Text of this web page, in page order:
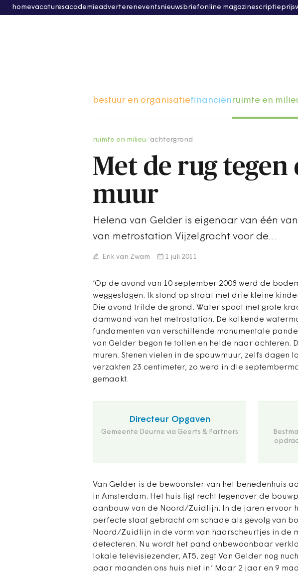
homevacaturesacademieadvertereneventsnieuwsbriefonline magazinescriptieprijs
bestuur en organisatiefinanciënruimte en
ruimte en milieu achtergrond
Met de rug tegen
muur
Helena van Gelder is eigenaar van één
van metrostation Vijzelgracht voor de…
Erik van Zwam 1 juli 2011
‘Op de avond van 10 september 2008 werd de
weggeslagen. Ik stond op straat met drie kleine
Die avond trilde de grond. Water spoot met grote
damwand van het metrostation. De kolkende
fundamenten van verschillende monumentale
van Gelder begon te tollen en helde naar achteren.
muren. Stenen vielen in de spouwmuur, zelfs dagen
verzakten 23 centimeter, zo werd in die
gemaakt.
Directeur Opgaven
Gemeente Deurne via Geerts & Partners
Van Gelder is de bewoonster van het benedenhuis
in Amsterdam. Het huis ligt recht tegenover de
aanbouw van de Noord/Zuidlijn. In de jaren ervoor
perfecte staat gebracht om schade als gevolg van
Noord/Zuidlijn in de vorm van haarscheurtjes in de
detecteren. Nu wordt het pand onbewoonbaar
lokale televisiezender, AT5, zegt Van Gelder nog
paar maanden ons huis niet in.’ Maar 2 jaar en 9